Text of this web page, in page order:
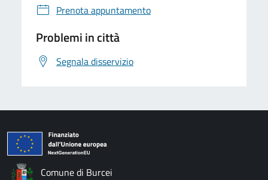
Prenota appuntamento
Problemi in città
Segnala disservizio
Comune di Burcei